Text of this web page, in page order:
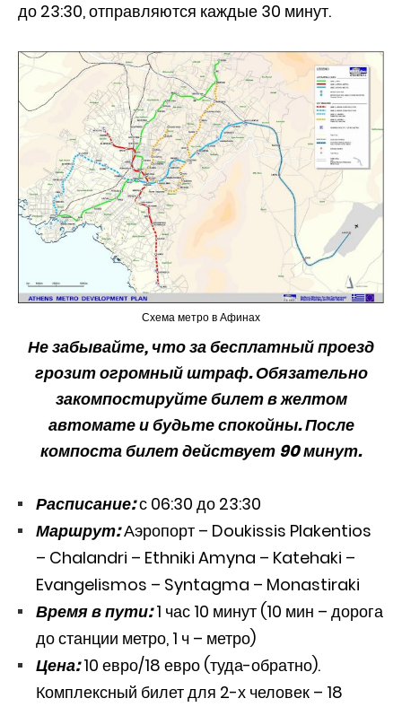
до 23:30, отправляются каждые 30 минут.
Схема метро в Афинах
Не забывайте, что за бесплатный проезд
грозит огромный штраф. Обязательно
закомпостируйте билет в желтом
автомате и будьте спокойны. После
компоста билет действует 90 минут.
Расписание:с 06:30 до 23:30
Маршрут:Аэропорт – Doukissis Plakentios
– Chalandri – Ethniki Amyna – Katehaki –
Evangelismos – Syntagma – Monastiraki
Время в пути:1 час 10 минут (10 мин – дорога
до станции метро, 1 ч – метро)
Цена:10 евро/18 евро (туда-обратно).
Комплексный билет для 2-х человек – 18